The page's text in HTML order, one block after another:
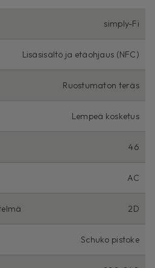
simply-Fi
Lisäsisältö ja etäohjaus (NFC)
Ruostumaton teräs
Lempeä kosketus
46
AC
2D
Schuko pistoke